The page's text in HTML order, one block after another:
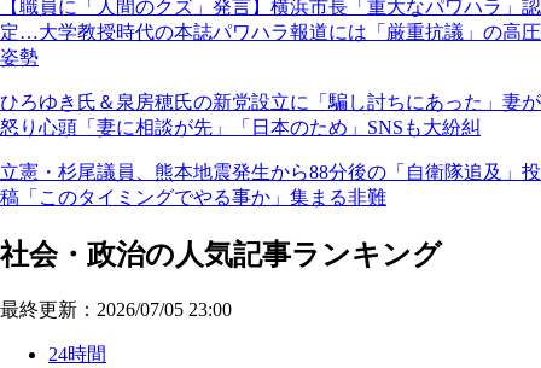
【職員に「人間のクズ」発言】横浜市長「重大なパワハラ」認
定…大学教授時代の本誌パワハラ報道には「厳重抗議」の高圧
姿勢
ひろゆき氏＆泉房穂氏の新党設立に「騙し討ちにあった」妻が
怒り心頭「妻に相談が先」「日本のため」SNSも大紛糾
立憲・杉尾議員、熊本地震発生から88分後の「自衛隊追及」投
稿「このタイミングでやる事か」集まる非難
社会・政治の人気記事ランキング
最終更新：2026/07/05 23:00
24時間